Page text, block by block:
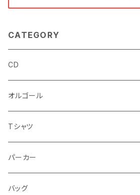
CATEGORY
CD
オルゴール
Tシャツ
半袖Tシャツ
長袖Tシャツ
パーカー
バッグ